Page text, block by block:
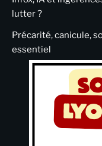
lutter ?
Précarité, canicule,
essentiel